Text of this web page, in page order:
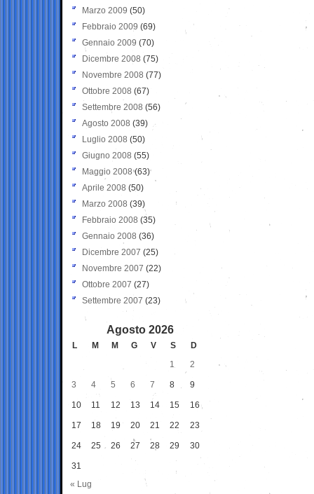
Marzo 2009 (50)
Febbraio 2009 (69)
Gennaio 2009 (70)
Dicembre 2008 (75)
Novembre 2008 (77)
Ottobre 2008 (67)
Settembre 2008 (56)
Agosto 2008 (39)
Luglio 2008 (50)
Giugno 2008 (55)
Maggio 2008(63)
Aprile 2008 (50)
Marzo 2008 (39)
Febbraio 2008 (35)
Gennaio 2008 (36)
Dicembre 2007 (25)
Novembre 2007 (22)
Ottobre 2007 (27)
Settembre 2007 (23)
Agosto 2026
L M M G V S
D
1
2
3 4 5 6 7 8 9
10 11 12 13 14 15 16
17 18 19 20 21 22 23
24 25 26 27 28 29 30
31
« Lug